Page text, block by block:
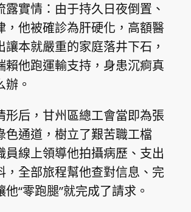
露實情：由于持久日夜倒置、
，他被確診為肝硬化，高額醫
讓本就嚴重的家庭落井下石，
賴他跑運輸支持，身患沉痾真
。
形后，甘州區總工會當即為張
色通道，樹立了艱苦職工檔
員線上領導他拍攝病歷、支出
，全部旅程幫他查對信息、完
“零跑腿”就完成了請求。